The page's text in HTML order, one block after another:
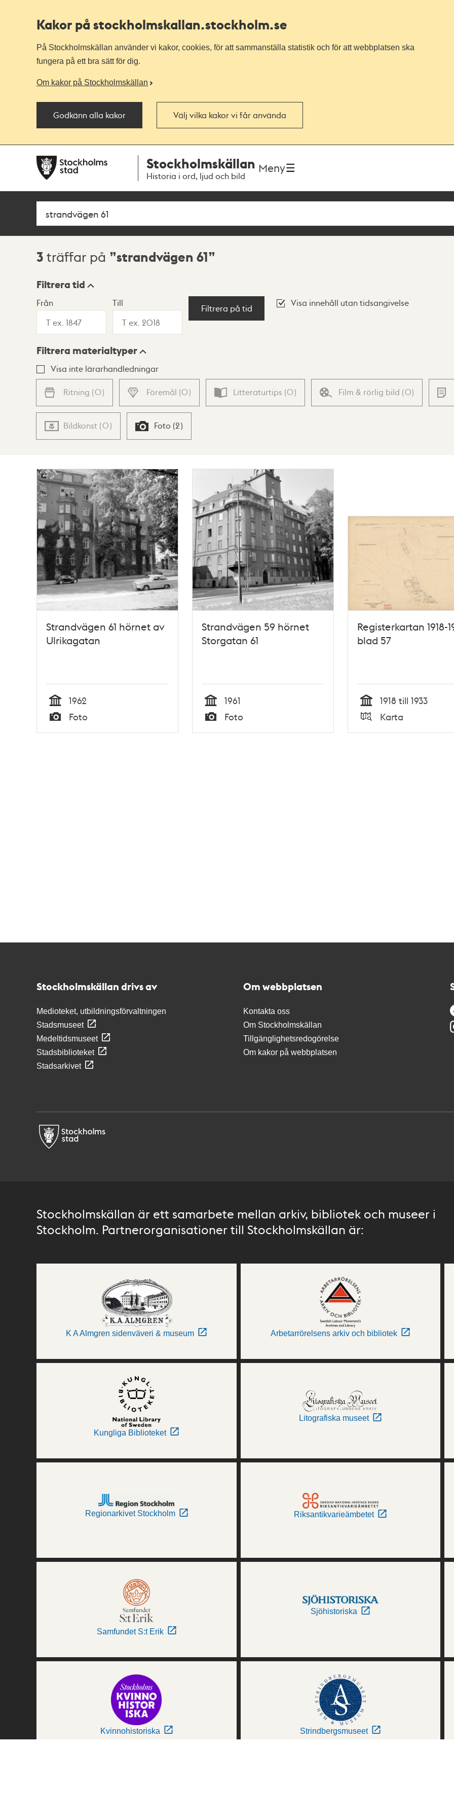
Kakor på stockholmskallan.stockholm.se
På Stockholmskällan använder vi kakor, cookies, för att sammanställa statistik och för att webbplatsen ska
fungera på ett bra sätt för dig.
Om kakor på Stockholmskällan
Godkänn alla kakor Välj vilka kakor vi får använda
navigationen
huvudinnehållet
Stockholmskällan
Historia i ord, ljud och bild
Meny
Sök
Sökresultat
3 träffar på strandvägen 61
Visningsläge
Lista Karta
Filtrera tid
Från Till
Filtrera på tid
Visa innehåll utan tidsangivelse
Filtrera materialtyper
Visa inte lärarhandledningar
Ritning (0) Föremål (0) Litteraturtips (0) Film & rörlig bild (0)
Bildkonst (0) Foto (2)
Strandvägen 61 hörnet av
Ulrikagatan
Tid
1962
Typ
Foto
Strandvägen 59 hörnet
Storgatan 61
Tid
1961
Typ
Foto
Registerkartan 1918-
blad 57
Tid
1918 till 1933
Typ
Karta
Stockholmskällan drivs av
Medioteket, utbildningsförvaltningen
Stadsmuseet
Medeltidsmuseet
Stadsbiblioteket
Stadsarkivet
Om webbplatsen
Kontakta oss
Om Stockholmskällan
Tillgänglighetsredogörelse
Om kakor på webbplatsen
Stockholmskällan är ett samarbete mellan arkiv, bibliotek och museer i
Stockholm. Partnerorganisationer till Stockholmskällan är:
K A Almgren sidenväveri & museum Arbetarrörelsens arkiv och bibliotek
Kungliga Biblioteket
Litografiska museet
Regionarkivet Stockholm Riksantikvarieämbetet
Samfundet S:t Erik
Sjöhistoriska
Kvinnohistoriska Strindbergsmuseet